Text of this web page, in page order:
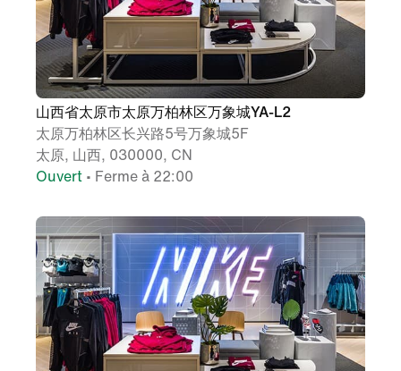
山西省太原市太原万柏林区万象城YA-L2
太原万柏林区长兴路5号万象城5F
太原, 山西, 030000, CN
Ouvert • Ferme à 22:00